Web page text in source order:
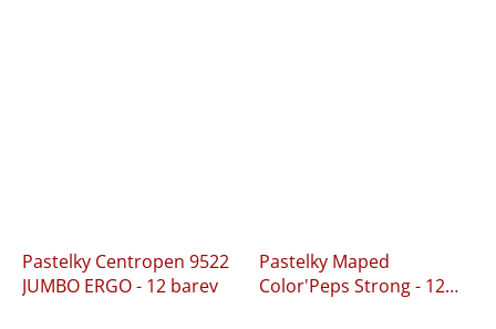
Pastelky Centropen 9522
JUMBO ERGO - 12 barev
Pastelky Maped
Color'Peps Strong - 12